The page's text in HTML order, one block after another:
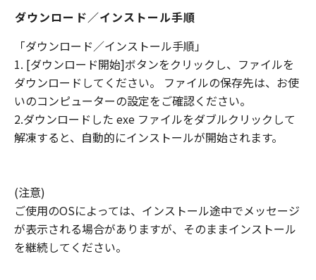
ダウンロード／インストール手順
「ダウンロード／インストール手順」
1. [ダウンロード開始]ボタンをクリックし、ファイルを
ダウンロードしてください。 ファイルの保存先は、お使
いのコンピューターの設定をご確認ください。
2.ダウンロードした exe ファイルをダブルクリックして
解凍すると、自動的にインストールが開始されます。
(注意)
ご使用のOSによっては、インストール途中でメッセージ
が表示される場合がありますが、そのままインストール
を継続してください。